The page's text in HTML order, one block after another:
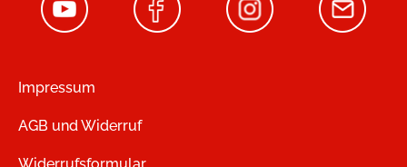
Impressum
AGB und Widerruf